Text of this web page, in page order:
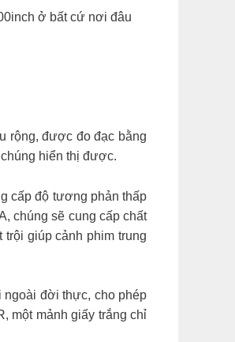
ở bất cứ nơi đâu
rộng, được đo đạc bằng
hiển thị được.
cấp độ tương phản thấp
chúng sẽ cung cấp chất
giúp cảnh phim trung
ngoài đời thực, cho phép
một mảnh giấy trắng chỉ